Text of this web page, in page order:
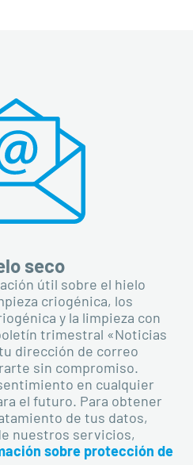
seco
útil sobre el hielo
criogénica, los
y la limpieza con
trimestral «Noticias
dirección de correo
sin compromiso.
en cualquier
el futuro. Para obtener
de tus datos,
nuestros servicios,
sobre protección de